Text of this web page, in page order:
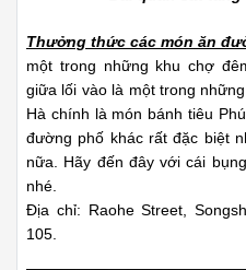
Thưởng thức các món ăn
một trong những khu chợ
giữa lối vào là một trong
Hà chính là món bánh tiêu
đường phố khác rất đặc biệt
nữa. Hãy đến đây với cái
nhé.
Địa chỉ: Raohe Street,
105.